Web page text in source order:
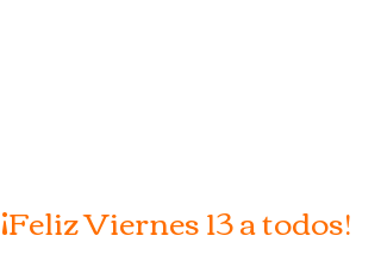
¡Feliz Viernes 13 a todos!